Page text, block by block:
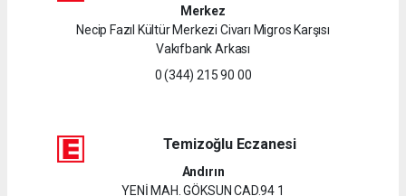
Merkez
Necip Fazıl Kültür Merkezi Civarı Migros Karşısı
Vakıfbank Arkası
0 (344) 215 90 00
Temizoğlu Eczanesi
Andırın
YENİ MAH. GÖKSUN CAD.94 1